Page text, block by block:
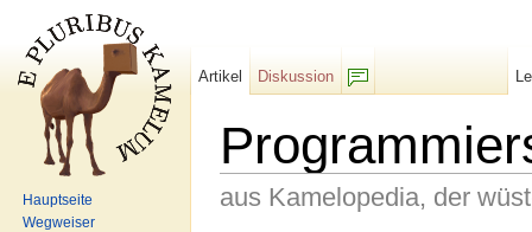
aus Kamelopedia, der
Artikel
Diskussion
Hauptseite
Wegweiser